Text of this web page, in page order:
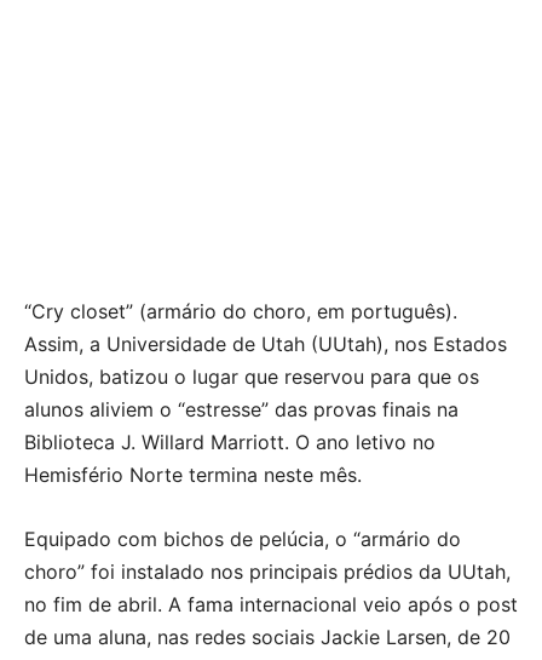
“Cry closet” (armário do choro, em português).
Assim, a Universidade de Utah (UUtah), nos Estados
Unidos, batizou o lugar que reservou para que os
alunos aliviem o “estresse” das provas finais na
Biblioteca J. Willard Marriott. O ano letivo no
Hemisfério Norte termina neste mês.
Equipado com bichos de pelúcia, o “armário do
choro” foi instalado nos principais prédios da UUtah,
no fim de abril. A fama internacional veio após o post
de uma aluna, nas redes sociais Jackie Larsen, de 20